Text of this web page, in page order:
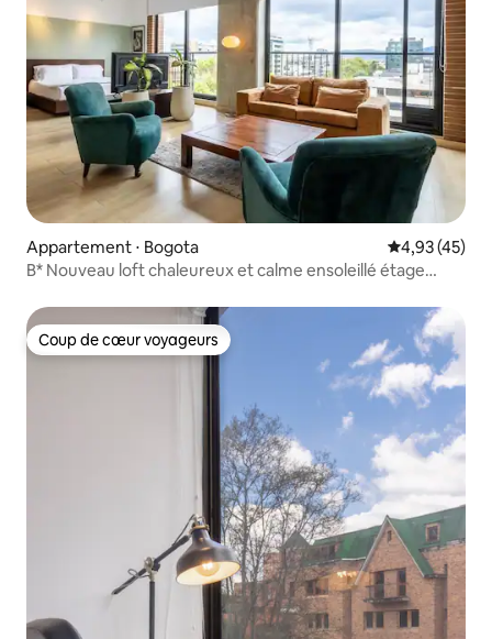
Appartement ⋅ Bogota Évaluation
4,93 (45)
B* Nouveau loft chaleureux et calme ensoleillé étage
Coup de cœur voyageurs
Coup de cœur voyageurs